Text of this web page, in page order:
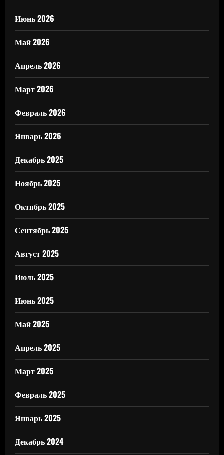
Июнь 2026
Май 2026
Апрель 2026
Март 2026
Февраль 2026
Январь 2026
Декабрь 2025
Ноябрь 2025
Октябрь 2025
Сентябрь 2025
Август 2025
Июль 2025
Июнь 2025
Май 2025
Апрель 2025
Март 2025
Февраль 2025
Январь 2025
Декабрь 2024